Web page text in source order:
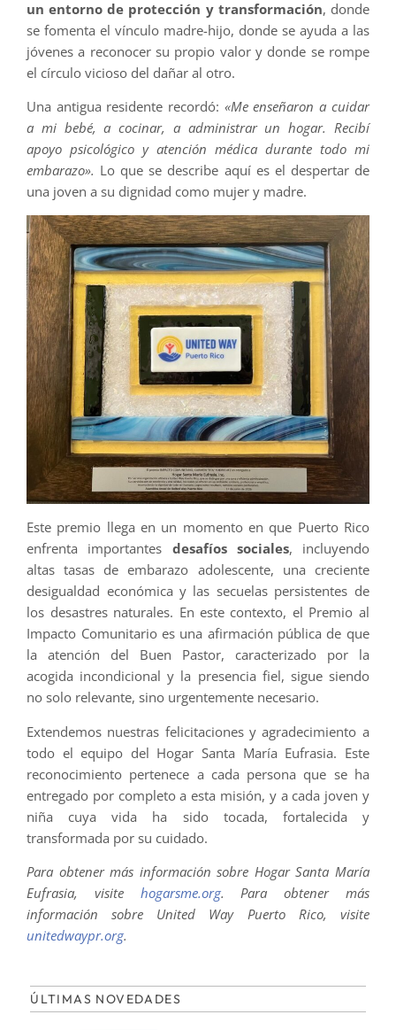
un entorno de protección y transformación, donde
se fomenta el vínculo madre-hijo, donde se ayuda a las
jóvenes a reconocer su propio valor y donde se rompe
el círculo vicioso del dañar al otro.
Una antigua residente recordó: «Me enseñaron a cuidar
a mi bebé, a cocinar, a administrar un hogar. Recibí
apoyo psicológico y atención médica durante todo mi
embarazo». Lo que se describe aquí es el despertar de
una joven a su dignidad como mujer y madre.
Este premio llega en un momento en que Puerto Rico
enfrenta importantes desafíos sociales, incluyendo
altas tasas de embarazo adolescente, una creciente
desigualdad económica y las secuelas persistentes de
los desastres naturales. En este contexto, el Premio al
Impacto Comunitario es una afirmación pública de que
la atención del Buen Pastor, caracterizado por la
acogida incondicional y la presencia fiel, sigue siendo
no solo relevante, sino urgentemente necesario.
Extendemos nuestras felicitaciones y agradecimiento a
todo el equipo del Hogar Santa María Eufrasia. Este
reconocimiento pertenece a cada persona que se ha
entregado por completo a esta misión, y a cada joven y
niña cuya vida ha sido tocada, fortalecida y
transformada por su cuidado.
Para obtener más información sobre Hogar Santa María
Eufrasia, visite hogarsme.org. Para obtener más
información sobre United Way Puerto Rico, visite
unitedwaypr.org.
ÚLTIMAS NOVEDADES